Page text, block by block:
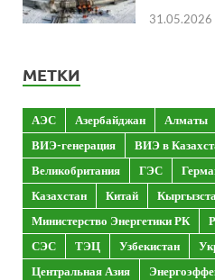
31.05.2026
МЕТКИ
АЭС Азербайджан Алматы
ВИЭ-генерация
ВИЭ в
Великобритания
ГЭС
Казахстан
Китай
Министерство Энергетики РК
СЭС
ТЭЦ Узбекистан
Центральная Азия